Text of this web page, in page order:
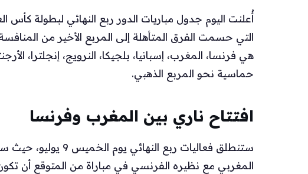
التي حسمت الفرق المتأهلة إلى المربع الأخير من
هي فرنسا، المغرب، إسبانيا، بلجيكا، النرويج، إنجلترا،
حماسية نحو المربع الذهبي.
افتتاح ناري بين المغرب وفرنسا
ستنطلق فعاليات ربع
المغربي مع نظيره الفرنسي في مباراة من المتوقع أن